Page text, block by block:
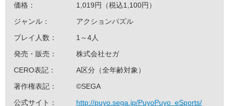
価格：
1,019円（税込1,100円）
ジャンル：
アクションパズル
プレイ人数：
1～4人
発売・販売：
株式会社セガ
CERO表記：
A区分（全年齢対象）
著作権表記：
©SEGA
公式サイト：
http://puyo.sega.jp/PuyoPuyo_eSports/